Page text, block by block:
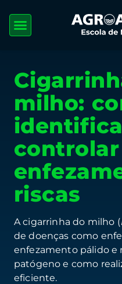
milho:
controlar
riscas
A cigarrinha do milho (
de doenças como
enfezamento pálido e
patógeno e como
eficiente.